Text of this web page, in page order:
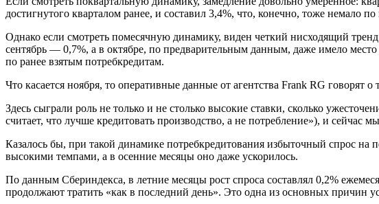
достигнутого кварталом ранее, и составил 3,4%, что, конечно, тоже немало
Однако если смотреть помесячную динамику, виден четкий нисходящий
сентябрь — 0,7%, а в октябре, по предварительным данным, даже имело
по ранее взятым потребкредитам.
Что касается ноября, то оперативные данные от агентства Frank RG говорят
Здесь сыграли роль не только и не столько высокие ставки, сколько
считает, что лучше кредитовать производство, а не потребление»), и сейчас
Казалось бы, при такой динамике потребкредитования избыточный спрос на
высокими темпами, а в осенние месяцы оно даже ускорилось.
По данным Сбериндекса, в летние месяцы рост спроса составлял 0,2%
продолжают тратить «как в последний день». Это одна из основных причин